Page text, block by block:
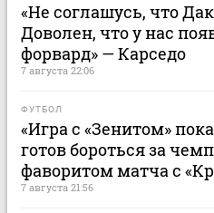
«Не соглашусь, что
Доволен, что у нас
форвард» — Карседо
7 августа 22:06
ФУТБОЛ
«Игра с «Зенитом»
готов бороться за
фаворитом матча с
7 августа 21:56